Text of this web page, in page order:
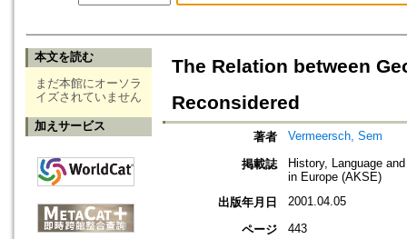
本文を読む
まだ本館にオーソラ
イズされていません
加えサービス
The Relation between
Reconsidered
著者 Vermeersch, Sem
掲載誌
History, Language
in Europe (AKSE)
出版年月日
2001.04.05
ページ 443